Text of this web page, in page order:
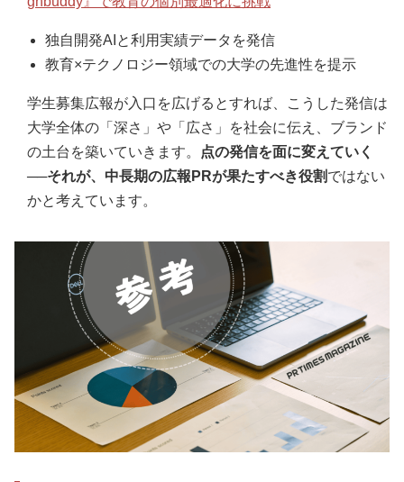
独自開発AIと利用実績データを発信
教育×テクノロジー領域での大学の先進性を提示
学生募集広報が入口を広げるとすれば、こうした発信は
大学全体の「深さ」や「広さ」を社会に伝え、ブランド
の土台を築いていきます。
点の発信を面に変えていく
──それが、中長期の広報PRが果たすべき役割ではない
かと考えています。